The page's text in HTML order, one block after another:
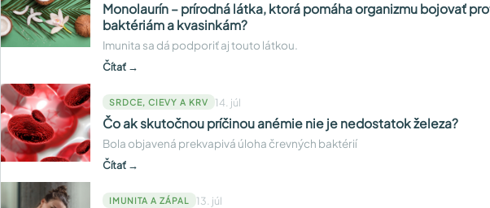
Monolaurín – prírodná látka, ktorá pomáha organizmu bojovať
baktériám a kvasinkám?
Imunita sa dá podporiť aj touto látkou.
Čítať →
SRDCE, CIEVY A KRV 14. júl
Čo ak skutočnou príčinou anémie nie je nedostatok železa?
Bola objavená prekvapivá úloha črevných baktérií
Čítať →
IMUNITA A ZÁPAL 13. júl